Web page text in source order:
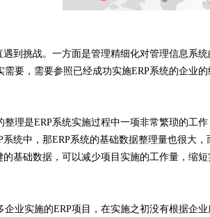
挑战。一方面是管理精细化对管理信息系统
要，需要参照已经成功实施ERP系统的企业的
整理是ERP系统实施过程中一项非常繁琐的工
统中，那ERP系统的基础数据整理量也很大
基础数据，可以减少项目实施的工作量，缩短
企业实施的ERP项目，在实施之初没有根据企